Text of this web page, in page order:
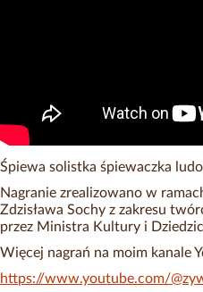
Śpiewa solistka śpiewaczka
Nagranie zrealizowano w
Zdzisława Sochy z zakresu
przez Ministra Kultury i
Więcej nagrań na moim kanale
https://www.youtube.com/